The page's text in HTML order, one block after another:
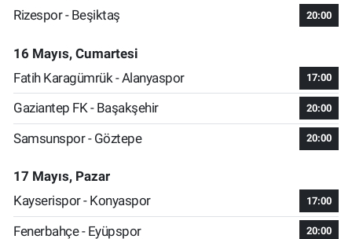
Rizespor - Beşiktaş
20:00
16 Mayıs, Cumartesi
Fatih Karagümrük - Alanyaspor
17:00
Gaziantep FK - Başakşehir 20:00
Samsunspor - Göztepe 20:00
17 Mayıs, Pazar
Kayserispor - Konyaspor
17:00
Fenerbahçe - Eyüpspor 20:00